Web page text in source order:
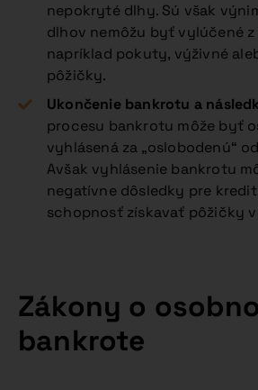
nepokryté dlhy. Sú však
dlhov nemôžu byť vylúčené z
napríklad pokuty, výživné
pôžičky.
Ukončenie bankrotu a
procesu bankrotu môže byť
vyhlásená za „oslobodenú“
Avšak vyhlásenie bankrotu
negatívne dôsledky pre
schopnosť získavať pôžičky
Zákony o
bankrote